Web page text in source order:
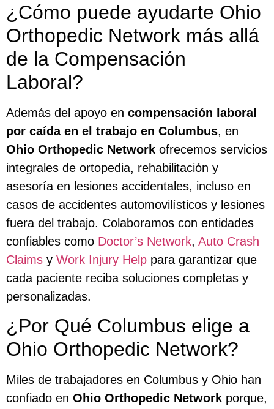
¿Cómo puede ayudarte Ohio
Orthopedic Network más allá
de la Compensación
Laboral?
Además del apoyo en compensación laboral
por caída en el trabajo en Columbus, en
Ohio Orthopedic Network ofrecemos servicios
integrales de ortopedia, rehabilitación y
asesoría en lesiones accidentales, incluso en
casos de accidentes automovilísticos y lesiones
fuera del trabajo. Colaboramos con entidades
confiables como Doctor’s Network, Auto Crash
Claims y Work Injury Help para garantizar que
cada paciente reciba soluciones completas y
personalizadas.
¿Por Qué Columbus elige a
Ohio Orthopedic Network?
Miles de trabajadores en Columbus y Ohio han
confiado en Ohio Orthopedic Network porque,